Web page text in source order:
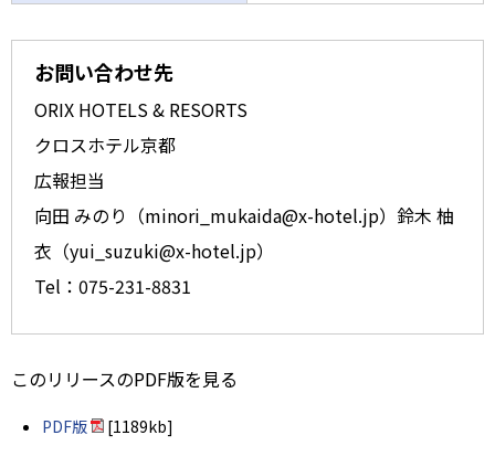
お問い合わせ先
ORIX HOTELS & RESORTS
クロスホテル京都
広報担当
向田 みのり（minori_mukaida@x-hotel.jp）鈴木 柚
衣（yui_suzuki@x-hotel.jp）
Tel：075-231-8831
このリリースのPDF版を見る
PDF版 [1189kb]